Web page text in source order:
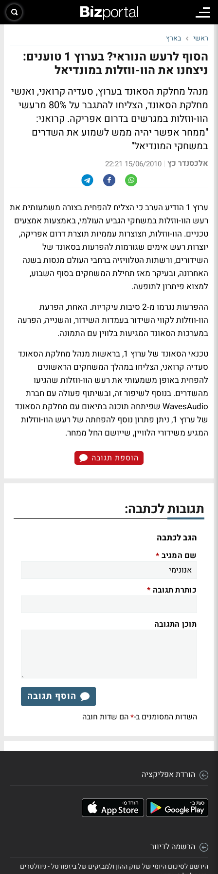
ראשי בארץ
הסוף לרעש הנוראי? בערוץ 1 טוענים:
ניצחנו את הוו-ווזלות במונדיאל
מנהל מחלקת הסאונד בערוץ, סעדיה קרואני, ואנשי
מחלקת הסאונד, הצליחו להתגבר על 80% מרעשי
הוו-ווזלות במגרשים בדרום אפריקה. קרואני:
"ממחר אפשר יהיה ממש לשמוע את השדרים
במשחקי המונדיאל"
אלכסנדר כץ |
15/06/2010 22:21
ערוץ 1 הודיע הערב כי הצליח להפחית בצורה משמעותית את
רעש הוו-ווזלות במשחקי הגביע העולמי, באמצעות אמצעים
טכניים. הוו-ווזלות, חצוצרות עממיות תוצרת דרום אפריקה,
יוצרות רעש אימים שגורמות להפרעות בסאונד של
השידורים, ורשתות הטלוויזיה ברחבי העולם מנסות בשנה
האחרונה, ובעיקר מאז תחילת המשחקים בסוף השבוע,
למצוא פיתרון לתופעה.
ההפרעות נגרמו מ-2 סיבות עיקריות. האחת, הפרעת
הוו-ווזלות לקווי השידור בעמדות השידור, והשנייה, הפרעה
במערכות הסאונד המגיעות בלווין עם התמונה.
טכנאי הסאונד של ערוץ 1, בראשות מנהל מחלקת הסאונד
סעדיה קרואני, הצליחו במהלך המשחקים הראשונים
להפחית באופן משמעותי את רעש הוו-ווזלות שהגיעו
מהשדרים. בנוסף לשיפור זה, ובשיתוף פעולה עם חברת
WavesAudio שפיתחה תוכנה בתיאום עם מחלקת הסאונד
של ערוץ 1, ניתן פתרון נוסף להפחתה של רעש הוו-ווזלות
המגיע משידורי הלוויין, שייושם החל ממחר.
הוספת תגובה
תגובות לכתבה:
הגב לכתבה
שם המגיב *
כותרת תגובה *
תוכן התגובה
הוסף תגובה
השדות המסומנים ב-*הם שדות חובה
הורדת אפליקציה
הרשמה לדיוור
הירשם לסיכום היומי של שוק ההון ולמבזקים של ביזפורטל - ניוזלטרים